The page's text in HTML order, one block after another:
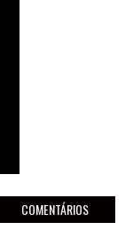
COMENTÁRIOS